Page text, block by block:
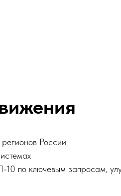
России
по ключевым запросам,